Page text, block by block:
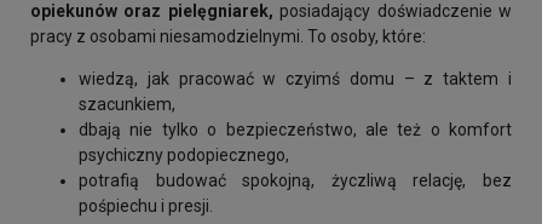
opiekunów oraz pielęgniarek,posiadający doświadczenie w
pracy z osobami niesamodzielnymi. To osoby, które:
wiedzą, jak pracować w czyimś domu – z taktem i
szacunkiem,
dbają nie tylko o bezpieczeństwo, ale też o komfort
psychiczny podopiecznego,
potrafią budować spokojną, życzliwą relację, bez
pośpiechu i presji.